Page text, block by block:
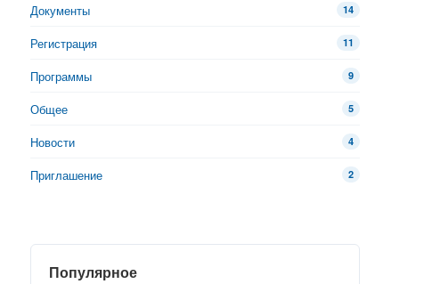
Документы 14
Регистрация 11
Программы 9
Общее 5
Новости 4
Приглашение 2
Популярное